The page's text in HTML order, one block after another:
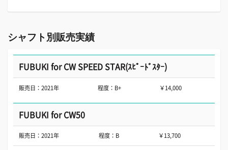
シャフト別販売実績
FUBUKI for CW SPEED STAR(ｽﾋﾟｰﾄﾞｽﾀｰ)
販売日：2021年 程度：B+ ￥14,000
FUBUKI for CW50
販売日：2021年 程度：B ￥13,700